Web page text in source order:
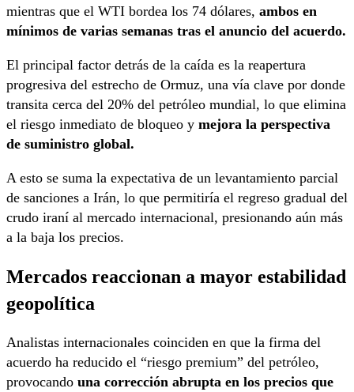
mientras que el WTI bordea los 74 dólares, ambos en
mínimos de varias semanas tras el anuncio del acuerdo.
El principal factor detrás de la caída es la reapertura
progresiva del estrecho de Ormuz, una vía clave por donde
transita cerca del 20% del petróleo mundial, lo que elimina
el riesgo inmediato de bloqueo y mejora la perspectiva
de suministro global.
A esto se suma la expectativa de un levantamiento parcial
de sanciones a Irán, lo que permitiría el regreso gradual del
crudo iraní al mercado internacional, presionando aún más
a la baja los precios.
Mercados reaccionan a mayor estabilidad
geopolítica
Analistas internacionales coinciden en que la firma del
acuerdo ha reducido el “riesgo premium” del petróleo,
provocando una corrección abrupta en los precios que